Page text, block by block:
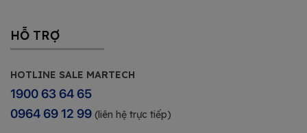
HỖ TRỢ
HOTLINE SALE MARTECH
1900 63 64 65
0964 69 12 99 (liên hệ trực tiếp)